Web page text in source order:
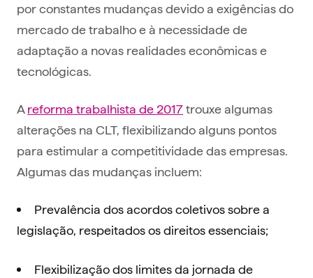
por constantes mudanças devido a exigências do
mercado de trabalho e à necessidade de
adaptação a novas realidades econômicas e
tecnológicas.
Areforma trabalhista de 2017trouxe algumas
alterações na CLT, flexibilizando alguns pontos
para estimular a competitividade das empresas.
Algumas das mudanças incluem:
Prevalência dos acordos coletivos sobre a
legislação, respeitados os direitos essenciais;
Flexibilização dos limites da jornada de